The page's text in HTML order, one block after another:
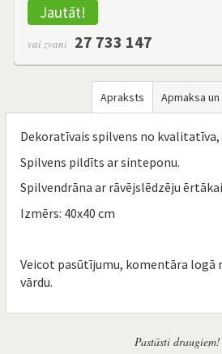
Jautāt!
vai zvani 27 733 147
Apraksts Apmaksa
Dekoratīvais spilvens no kvalitatīva,
Spilvens pildīts ar sinteponu.
Spilvendrāna ar rāvējslēdzēju
Izmērs: 40x40 cm
Veicot pasūtījumu, komentāra logā
vārdu.
Pastāsti draugiem!